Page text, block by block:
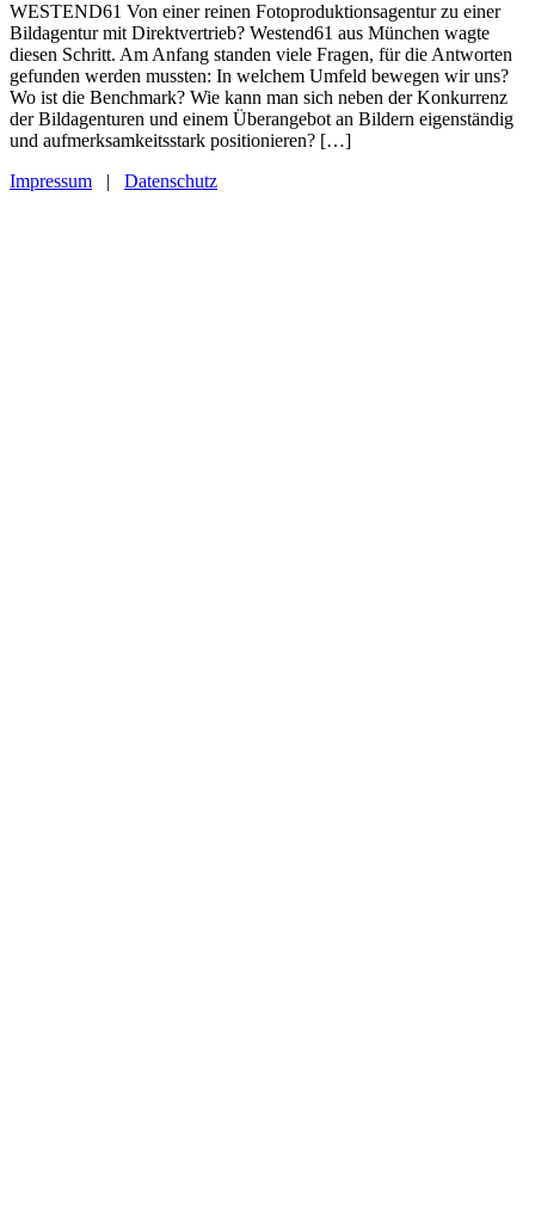
WESTEND61 Von einer reinen Fotoproduktionsagentur zu einer
Bildagentur mit Direktvertrieb? Westend61 aus München wagte
diesen Schritt. Am Anfang standen viele Fragen, für die Antworten
gefunden werden mussten: In welchem Umfeld bewegen wir uns?
Wo ist die Benchmark? Wie kann man sich neben der Konkurrenz
der Bildagenturen und einem Überangebot an Bildern eigenständig
und aufmerksamkeitsstark positionieren? […]
Impressum | Datenschutz